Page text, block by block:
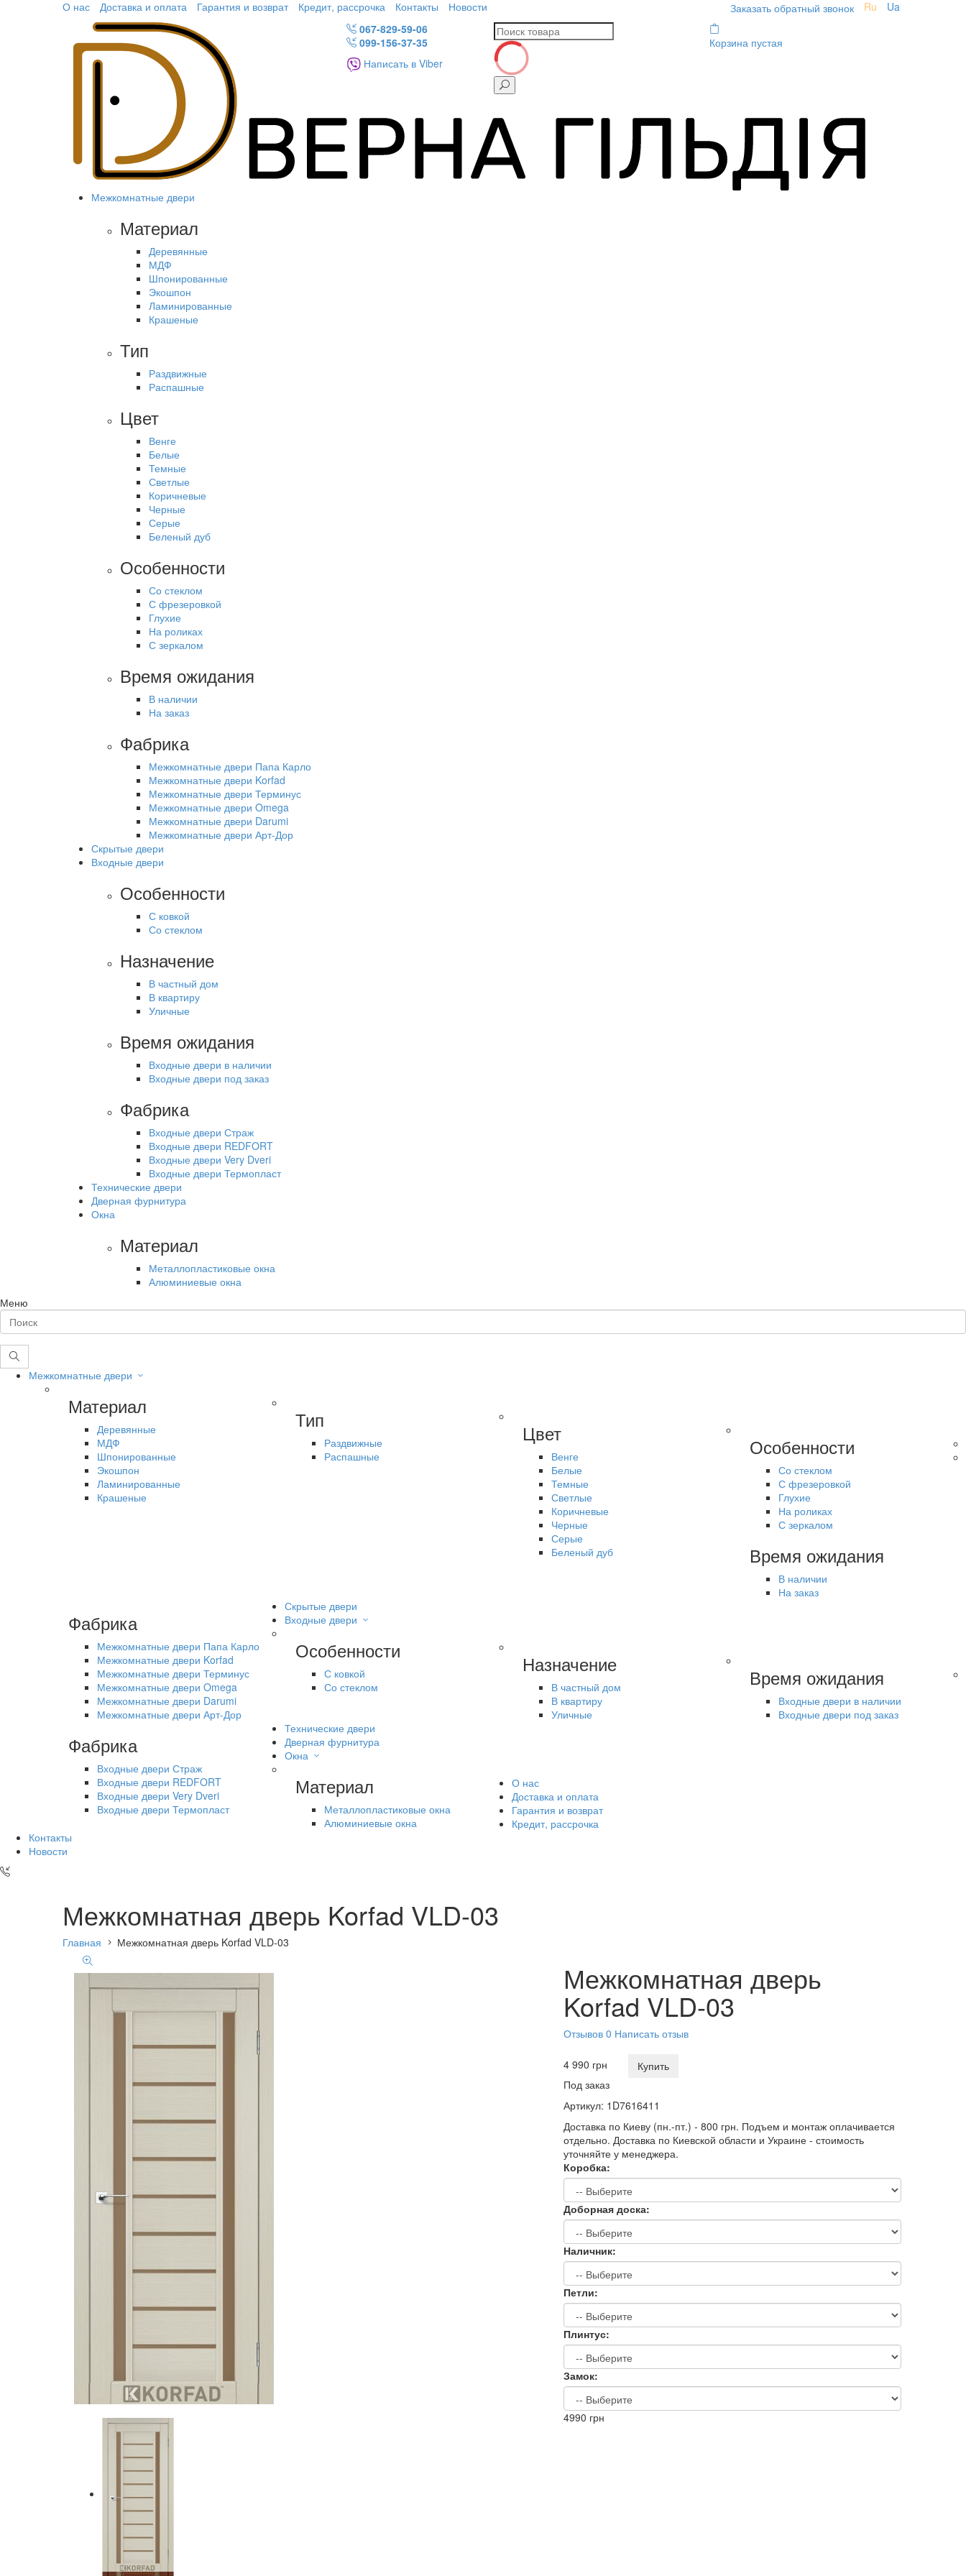
О нас Доставка и оплата Гарантия и возврат Кредит, рассрочка Контакты Новости Заказать обратный звонок Ru
Ua
067-829-59-06
099-156-37-35
Написать в Viber
Корзина пустая
Межкомнатные двери
Материал
Деревянные
МДФ
Шпонированные
Экошпон
Ламинированные
Крашеные
Тип
Раздвижные
Распашные
Цвет
Венге
Белые
Темные
Светлые
Коричневые
Черные
Серые
Беленый дуб
Особенности
Со стеклом
С фрезеровкой
Глухие
На роликах
С зеркалом
Время ожидания
В наличии
На заказ
Фабрика
Межкомнатные двери Папа Карло
Межкомнатные двери Korfad
Межкомнатные двери Терминус
Межкомнатные двери Omega
Межкомнатные двери Darumi
Межкомнатные двери Арт-Дор
Скрытые двери
Входные двери
Особенности
С ковкой
Со стеклом
Назначение
В частный дом
В квартиру
Уличные
Время ожидания
Входные двери в наличии
Входные двери под заказ
Фабрика
Входные двери Страж
Входные двери REDFORT
Входные двери Very Dveri
Входные двери Термопласт
Технические двери
Дверная фурнитура
Окна
Материал
Металлопластиковые окна
Алюминиевые окна
Меню
Межкомнатные двери
Материал
Деревянные
МДФ
Шпонированные
Экошпон
Ламинированные
Крашеные
Тип
Раздвижные
Распашные
Цвет
Венге
Белые
Темные
Светлые
Коричневые
Черные
Серые
Беленый дуб
Особенности
Со стеклом
С фрезеровкой
Глухие
На роликах
С зеркалом
Время ожидания
В наличии
На заказ
Фабрика
Межкомнатные двери Папа Карло
Межкомнатные двери Korfad
Межкомнатные двери Терминус
Межкомнатные двери Omega
Межкомнатные двери Darumi
Межкомнатные двери Арт-Дор
Скрытые двери
Входные двери
Особенности
С ковкой
Со стеклом
Назначение
В частный дом
В квартиру
Уличные
Время ожидания
Входные двери в наличии
Входные двери под заказ
Фабрика
Входные двери Страж
Входные двери REDFORT
Входные двери Very Dveri
Входные двери Термопласт
Технические двери
Дверная фурнитура
Окна
Материал
Металлопластиковые окна
Алюминиевые окна
О нас
Доставка и оплата
Гарантия и возврат
Кредит, рассрочка
Контакты
Новости
Межкомнатная дверь Korfad VLD-03
Главная Межкомнатная дверь Korfad VLD-03
Межкомнатная дверь
Korfad VLD-03
Отзывов 0 Написать отзыв
4 990 грн
Купить
Под заказ
Артикул: 1D7616411
Доставка по Киеву (пн.-пт.) - 800 грн. Подъем и монтаж оплачивается
отдельно. Доставка по Киевской области и Украине - стоимость
уточняйте у менеджера.
Коробка:
Доборная доска:
Наличник:
Петли:
Плинтус:
Замок:
4990 грн